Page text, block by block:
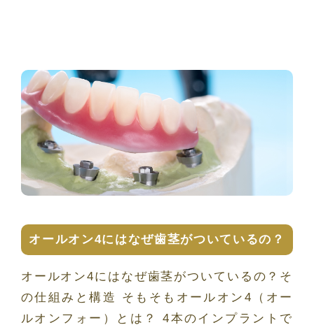
オールオン4にはなぜ歯茎がついているの？
オールオン4にはなぜ歯茎がついているの？そ
の仕組みと構造 そもそもオールオン4（オー
ルオンフォー）とは？ 4本のインプラントで